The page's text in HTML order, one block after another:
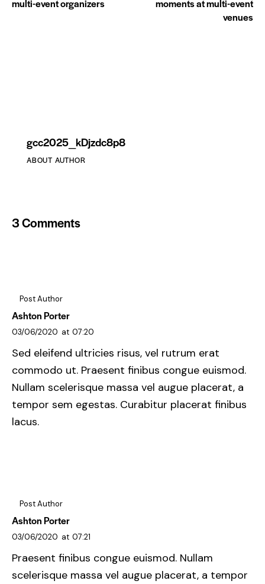
multi-event organizers
moments at multi-event
venues
gcc2025_kDjzdc8p8
ABOUT AUTHOR
3 Comments
Post Author
Ashton Porter
03/06/2020 at 07:20
Sed eleifend ultricies risus, vel rutrum erat
commodo ut. Praesent finibus congue euismod.
Nullam scelerisque massa vel augue placerat, a
tempor sem egestas. Curabitur placerat finibus
lacus.
Post Author
Ashton Porter
03/06/2020 at 07:21
Praesent finibus congue euismod. Nullam
scelerisque massa vel augue placerat, a tempor